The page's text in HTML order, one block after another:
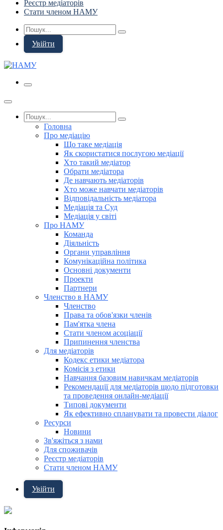
Реєстр медіаторів
Стати членом НАМУ
Увійти
Головна
Про медіацію
Що таке медіація
Як скористатися послугою медіації
Хто такий медіатор
Обрати медіатора
Де навчають медіаторів
Хто може навчати медіаторів
Відповідальність медіатора
Медіація та Суд
Медіація у світі
Про НАМУ
Команда
Діяльність
Органи управління
Комунікаційна політика
Основні документи
Проекти
Партнери
Членство в НАМУ
Членство
Права та обов'язки членів
Пам'ятка члена
Стати членом асоціації
Припинення членства
Для медіаторів
Кодекс етики медіатора
Комісія з етики
Навчання базовим навичкам медіаторів
Рекомендації для медіаторів щодо підготовки
та проведення онлайн-медіації
Типові документи
Як ефективно спланувати та провести діалог
Ресурси
Новини
Зв'яжіться з нами
Для споживачів
Реєстр медіаторів
Стати членом НАМУ
Увійти